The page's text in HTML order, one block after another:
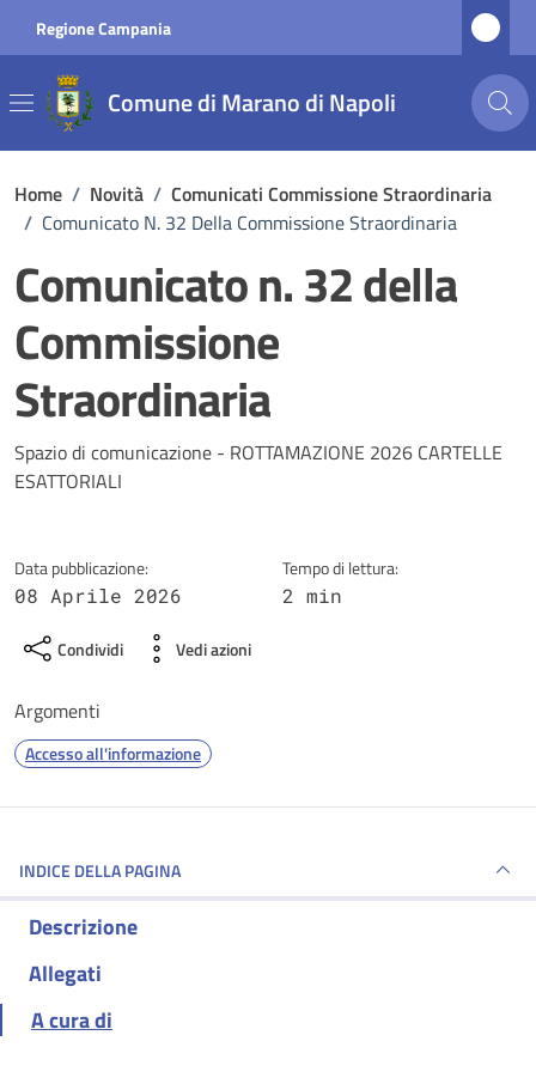
Regione Campania
Comune di Marano di Napoli
Home / Novità / Comunicati Commissione Straordinaria
/ Comunicato N. 32 Della Commissione Straordinaria
Comunicato n. 32 della
Commissione
Straordinaria
Dettagli della notizia
Spazio di comunicazione - ROTTAMAZIONE 2026 CARTELLE
ESATTORIALI
Data pubblicazione:
08 Aprile 2026
Tempo di lettura:
2 min
Condividi Vedi azioni
Argomenti
Accesso all'informazione
INDICE DELLA PAGINA
Descrizione
Allegati
A cura di